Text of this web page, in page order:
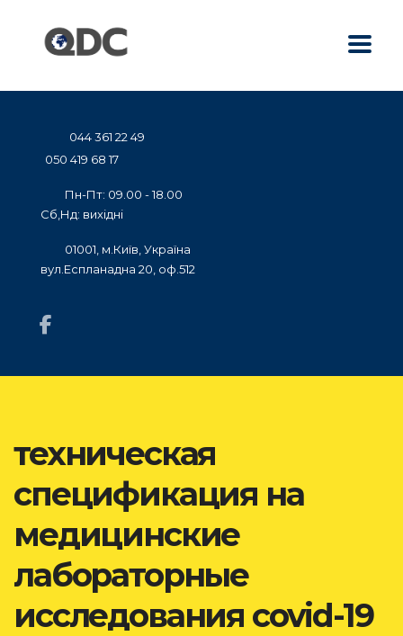
044 361 22 49
050 419 68 17
Пн-Пт: 09.00 - 18.00
Сб,Нд: вихідні
01001, м.Київ, Україна
вул.Еспланадна 20, оф.512
техническая
спецификация на
медицинские
лабораторные
исследования covid-19